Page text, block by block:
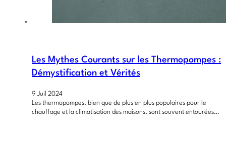
Les Mythes Courants sur les Thermopompes :
Démystification et Vérités
9 Juil 2024
Les thermopompes, bien que de plus en plus populaires pour le
chauffage et la climatisation des maisons, sont souvent entourées…